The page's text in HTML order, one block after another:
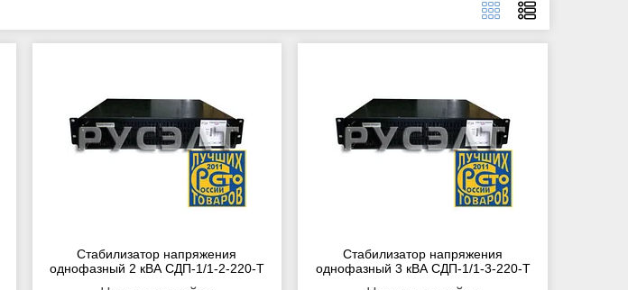
Стабилизатор напряжения
однофазный 2 кВА СДП-1/1-2-220-Т
Стабилизатор напряжения
однофазный 3 кВА СДП-1/1-3-220-Т